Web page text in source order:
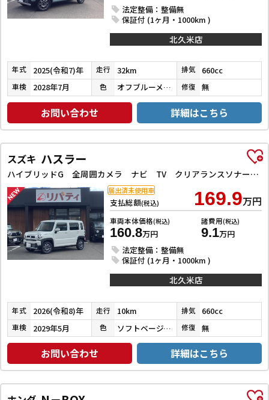
法定整備：整備無
保証付 (1ヶ月・1000km )
北久米店
年式 2025(令和7)年 走行 32km 排気 660cc
車検 2028年7月 色 オフブルーメタリック 修復 無
お問い合わせ 詳細はこちら
スズキ ハスラー
ハイブリッドG 全周囲カメラ ナビ TV クリアランスソナー オートクルーズコントロール レーンアシスト 衝突被害軽減システム オートライト スマートキー アイドリングストップ 電動格納ミラー シートヒーター CVT
支払総額(税込) 169.9万円
車両本体価格(税込)
160.8万円
諸費用(税込)
9.1万円
法定整備：整備無
保証付 (1ヶ月・1000km )
届出済未使用車
北久米店
年式 2026(令和8)年 走行 10km 排気 660cc
車検 2029年5月 色 ソフトベージュメタリック 修復 無
お問い合わせ 詳細はこちら